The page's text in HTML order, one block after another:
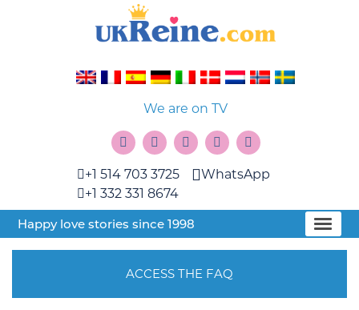
We are on TV
+1 514 703 3725
+1 332 331 8674
WhatsApp
Happy love stories since 1998
ACCESS THE FAQ